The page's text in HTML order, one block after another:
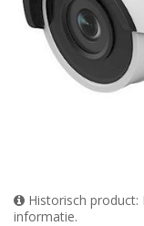
Historisch
informatie.